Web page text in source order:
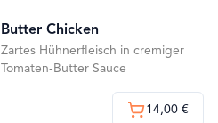
Butter Chicken
Zartes Hühnerfleisch in cremiger
Tomaten-Butter Sauce
14,00 €